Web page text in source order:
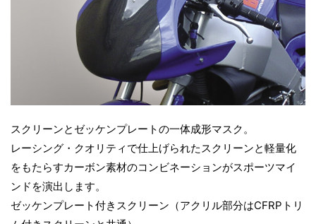
スクリーンとゼッケンプレートの一体成形マスク。
レーシング・クオリティで仕上げられたスクリーンと軽量化
をもたらすカーボン素材のコンビネーションがスポーツマイ
ンドを演出します。
ゼッケンプレート付きスクリーン（アクリル部分はCFRPトリ